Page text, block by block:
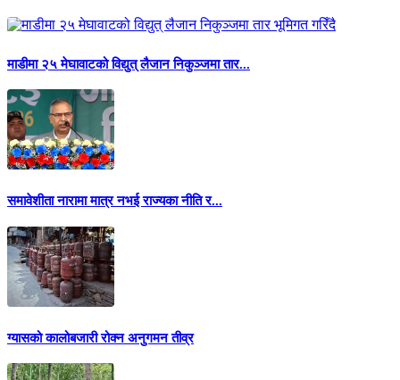
माडीमा २५ मेघावाटको विद्युत् लैजान निकुञ्जमा तार...
समावेशीता नारामा मात्र नभई राज्यका नीति र...
ग्यासको कालोबजारी रोक्न अनुगमन तीव्र